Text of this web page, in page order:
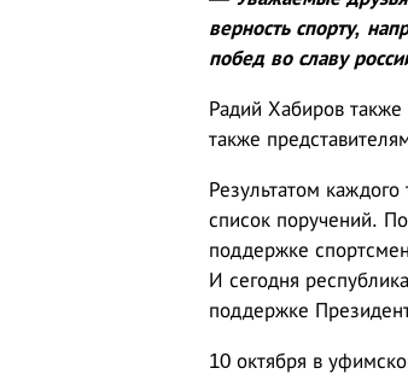
верность спорту,
побед во славу
Радий Хабиров
также
Результатом
список поручений.
поддержке
И сегодня
поддержке
10 октября в